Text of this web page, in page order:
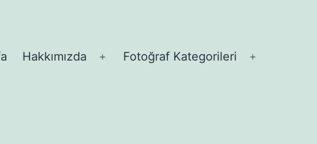
Hakkımızda
Menüyü
Fotoğraf Kategorileri